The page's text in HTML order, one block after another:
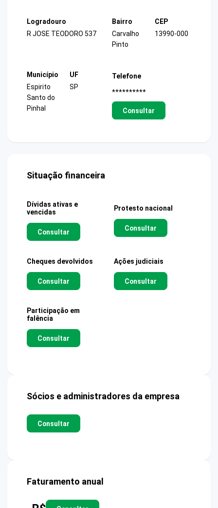
Logradouro
R JOSE TEODORO 537
Bairro
Carvalho
Pinto
CEP
13990-000
Município
Espirito
Santo do
Pinhal
UF
SP
Telefone
**********
Consultar
Situação financeira
Dívidas ativas e
vencidas
Consultar
Protesto nacional
Consultar
Cheques devolvidos
Consultar
Ações judiciais
Consultar
Participação em
falência
Consultar
Sócios e administradores da empresa
Consultar
Faturamento anual